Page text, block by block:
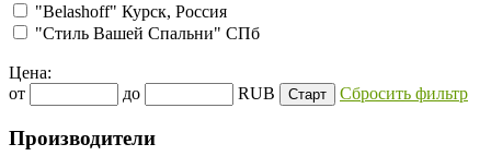
"Belashoff" Курск, Россия
"Стиль Вашей Спальни" СПб
Цена:
от
до RUB Сбросить фильтр
Производители